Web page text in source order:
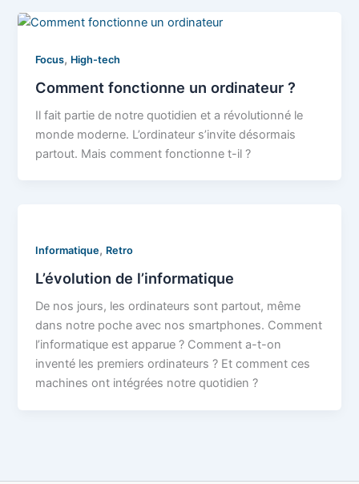
Focus, High-tech
Comment fonctionne un ordinateur ?
Il fait partie de notre quotidien et a révolutionné le
monde moderne. L’ordinateur s’invite désormais
partout. Mais comment fonctionne t-il ?
Informatique, Retro
L’évolution de l’informatique
De nos jours, les ordinateurs sont partout, même
dans notre poche avec nos smartphones. Comment
l’informatique est apparue ? Comment a-t-on
inventé les premiers ordinateurs ? Et comment ces
machines ont intégrées notre quotidien ?